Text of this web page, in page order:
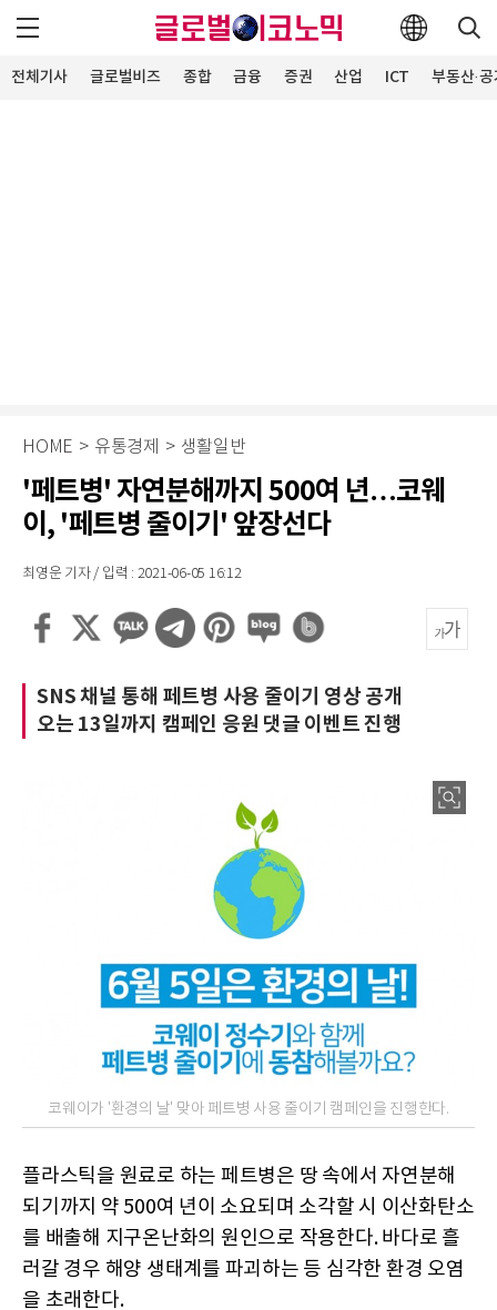
전체기사 글로벌비즈 종합 금융 증권 산업 ICT 부동산·
HOME > 유통경제 > 생활일반
'페트병' 자연분해까지 500여 년…코웨
이, '페트병 줄이기' 앞장선다
최영운 기자 / 입력 : 2021-06-05 16:12
SNS 채널 통해 페트병 사용 줄이기 영상 공개
오는 13일까지 캠페인 응원 댓글 이벤트 진행
코웨이가 '환경의 날' 맞아 페트병 사용 줄이기 캠페인을 진행한다.
플라스틱을 원료로 하는 페트병은 땅 속에서 자연분해
되기까지 약 500여 년이 소요되며 소각할 시 이산화탄소
를 배출해 지구온난화의 원인으로 작용한다. 바다로 흘
러갈 경우 해양 생태계를 파괴하는 등 심각한 환경 오염
을 초래한다.